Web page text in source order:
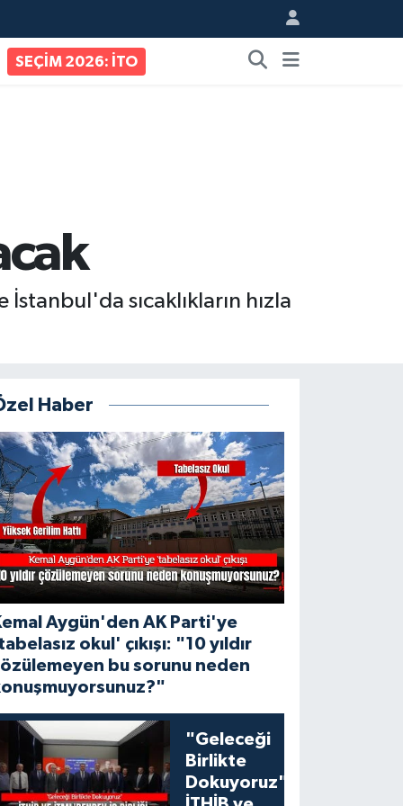
SEÇİM 2026: İTO
sıcaklıkların hızla
Haber
Aygün'den AK Parti'ye
okul' çıkışı: "10 yıldır
bu sorunu neden
"Geleceği
Birlikte
Dokuyoruz":